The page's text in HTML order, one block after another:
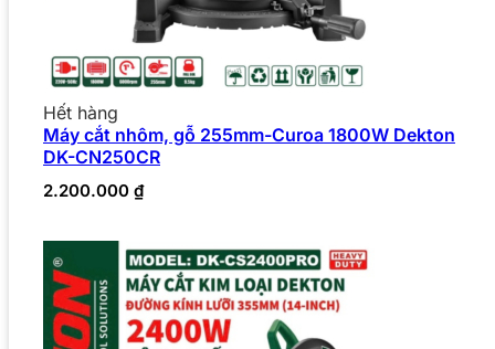
Hết hàng
Máy cắt nhôm, gỗ 255mm-Curoa 1800W Dekton
DK-CN250CR
2.200.000 ₫